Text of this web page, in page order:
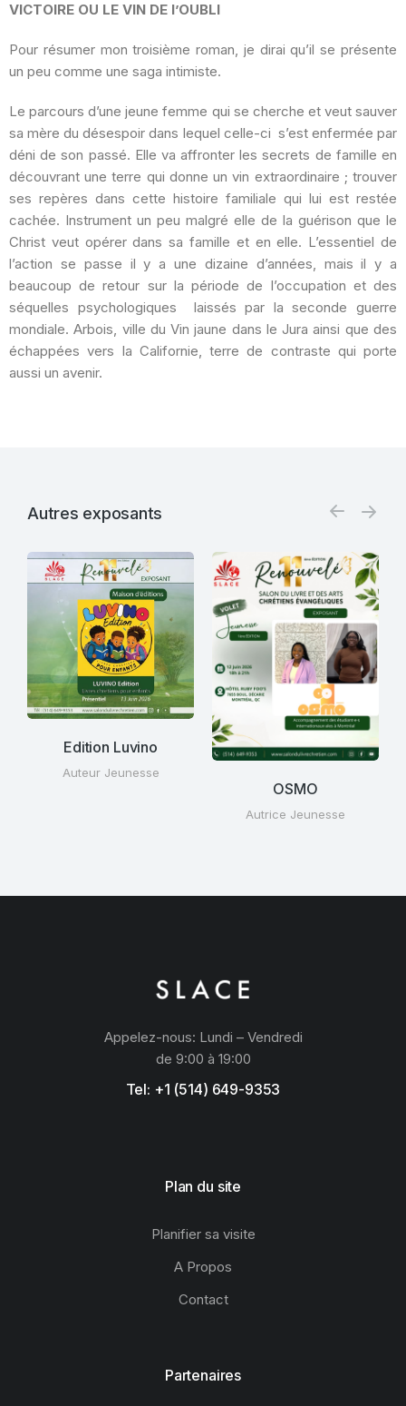
VICTOIRE OU LE VIN DE l’OUBLI
Pour résumer mon troisième roman, je dirai qu’il se présente
un peu comme une saga intimiste.
Le parcours d’une jeune femme qui se cherche et veut sauver
sa mère du désespoir dans lequel celle-ci s’est enfermée par
déni de son passé. Elle va affronter les secrets de famille en
découvrant une terre qui donne un vin extraordinaire ; trouver
ses repères dans cette histoire familiale qui lui est restée
cachée. Instrument un peu malgré elle de la guérison que le
Christ veut opérer dans sa famille et en elle. L’essentiel de
l’action se passe il y a une dizaine d’années, mais il y a
beaucoup de retour sur la période de l’occupation et des
séquelles psychologiques laissés par la seconde guerre
mondiale. Arbois, ville du Vin jaune dans le Jura ainsi que des
échappées vers la Californie, terre de contraste qui porte
aussi un avenir.
Autres exposants
Edition Luvino
Auteur Jeunesse
OSMO
Autrice Jeunesse
Appelez-nous: Lundi – Vendredi
de 9:00 à 19:00
Tel: +1 (514) 649-9353
Plan du site
Planifier sa visite
A Propos
Contact
Partenaires